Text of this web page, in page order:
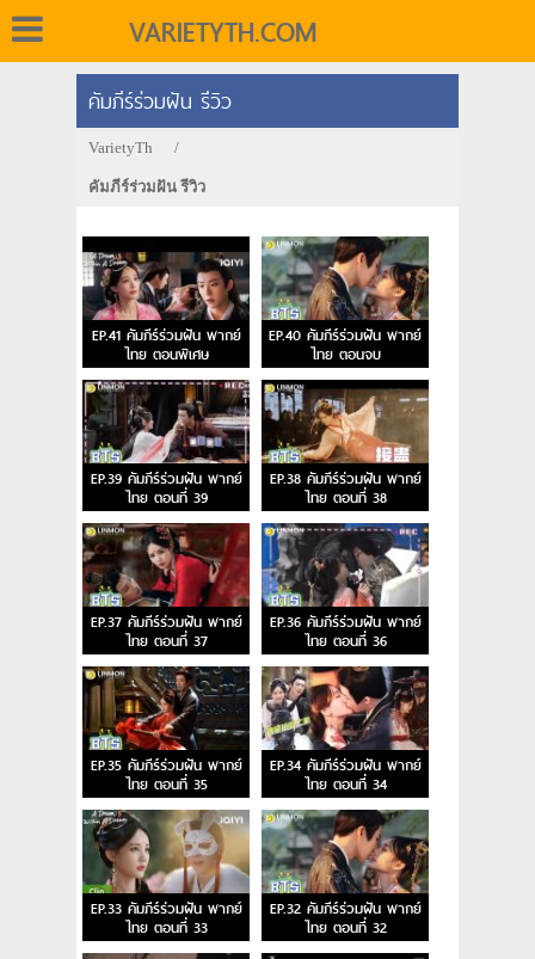
VARIETYTH.COM
คัมภีร์ร่วมฝัน รีวิว
VarietyTh /
คัมภีร์ร่วมฝัน รีวิว
EP.41 คัมภีร์ร่วมฝัน พากย์
ไทย ตอนพิเศษ
EP.40 คัมภีร์ร่วมฝัน พากย์
ไทย ตอนจบ
EP.39 คัมภีร์ร่วมฝัน พากย์
ไทย ตอนที่ 39
EP.38 คัมภีร์ร่วมฝัน พากย์
ไทย ตอนที่ 38
EP.37 คัมภีร์ร่วมฝัน พากย์
ไทย ตอนที่ 37
EP.36 คัมภีร์ร่วมฝัน พากย์
ไทย ตอนที่ 36
EP.35 คัมภีร์ร่วมฝัน พากย์
ไทย ตอนที่ 35
EP.34 คัมภีร์ร่วมฝัน พากย์
ไทย ตอนที่ 34
EP.33 คัมภีร์ร่วมฝัน พากย์
ไทย ตอนที่ 33
EP.32 คัมภีร์ร่วมฝัน พากย์
ไทย ตอนที่ 32